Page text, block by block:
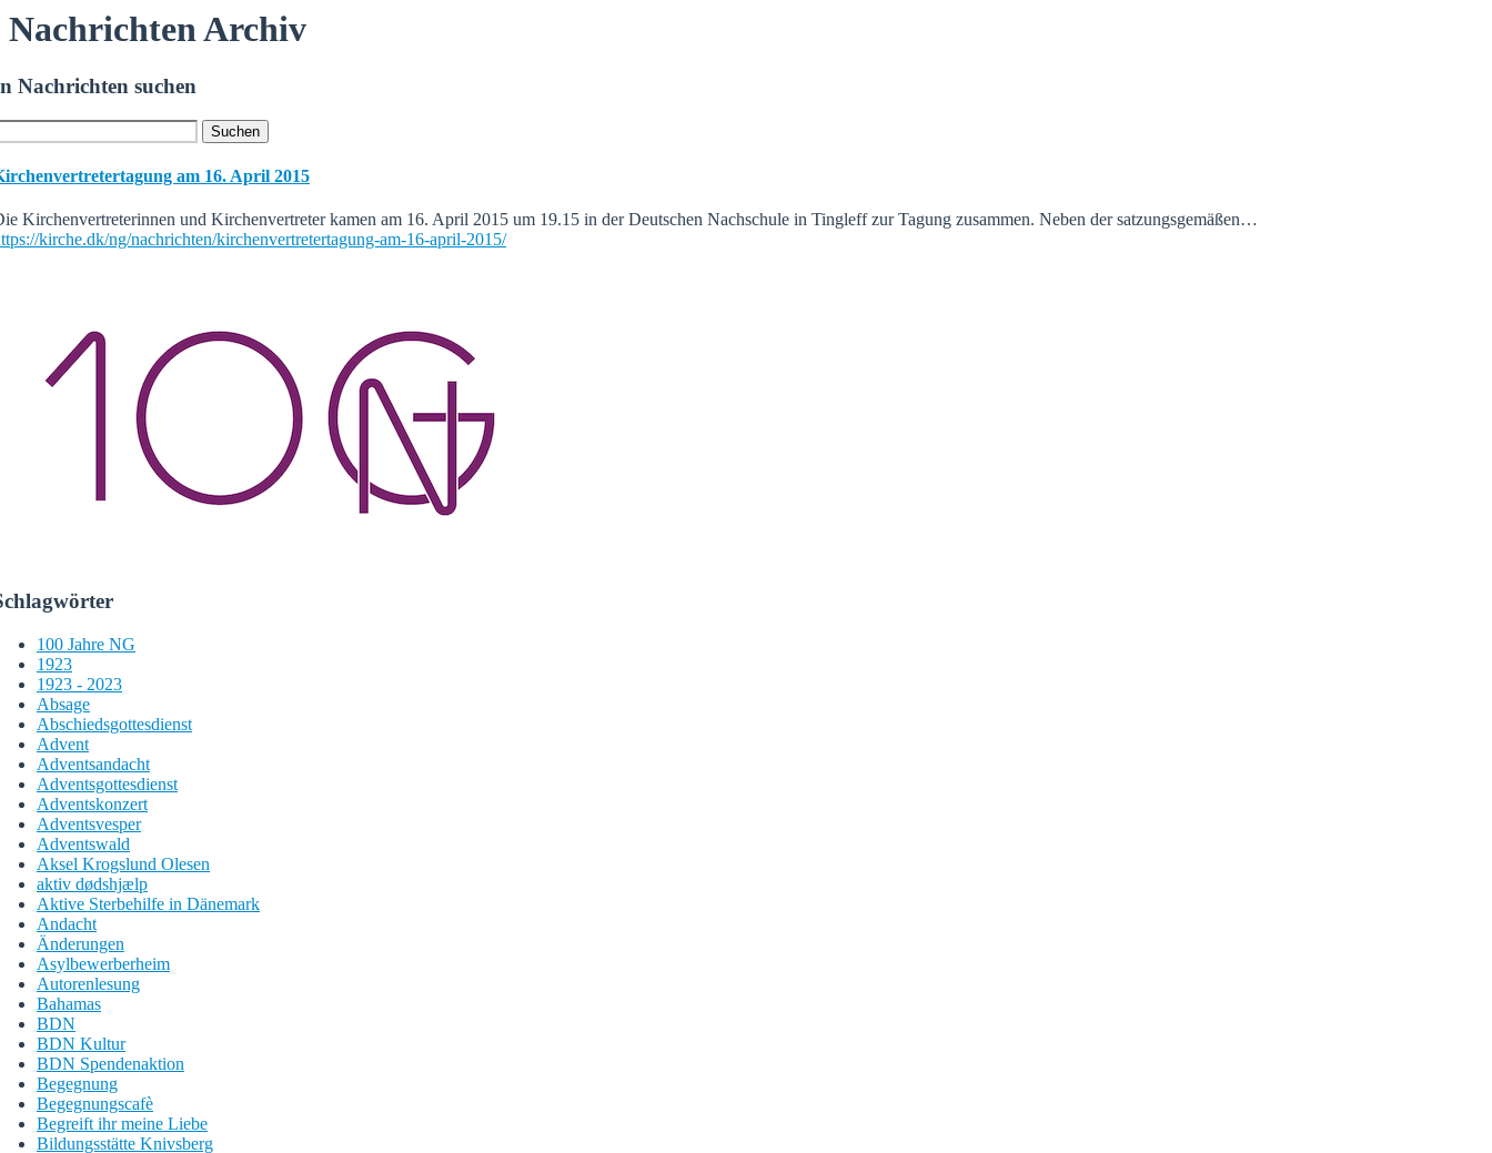
Nachrichten Archiv
Nachrichten suchen
am 16. April 2015
Kirchenvertreterinnen und Kirchenvertreter kamen am 16. April 2015 um 19.15 in der Deutschen Nachschule in Tingleff zur Tagung zusammen. Neben der satzungsgemäßen…
kirche.dk/ng/nachrichten/kirchenvertretertagung-am-16-april-2015/
100 Jahre NG
1923
1923 - 2023
Absage
Abschiedsgottesdienst
Advent
Adventsandacht
Adventsgottesdienst
Adventskonzert
Adventsvesper
Adventswald
Aksel Krogslund Olesen
aktiv dødshjælp
Aktive Sterbehilfe in Dänemark
Andacht
Änderungen
Asylbewerberheim
Autorenlesung
Bahamas
BDN
BDN Kultur
BDN Spendenaktion
Begegnung
Begegnungscafè
Begreift ihr meine Liebe
Bildungsstätte Knivsberg